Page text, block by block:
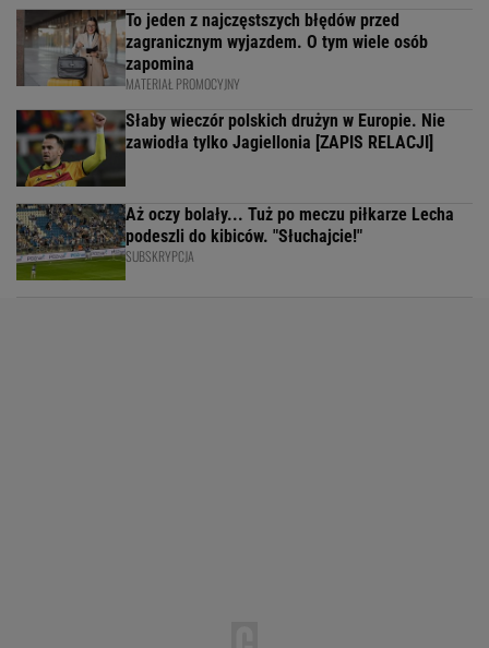
To jeden z najczęstszych błędów przed
zagranicznym wyjazdem. O tym wiele osób
zapomina
MATERIAŁ PROMOCYJNY
Słaby wieczór polskich drużyn w Europie. Nie
zawiodła tylko Jagiellonia [ZAPIS RELACJI]
Aż oczy bolały... Tuż po meczu piłkarze Lecha
podeszli do kibiców. "Słuchajcie!"
SUBSKRYPCJA